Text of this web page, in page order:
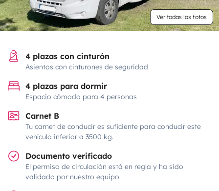
Ver todas las fotos
4 plazas con cinturón
Asientos con cinturones de seguridad
4 plazas para dormir
Espacio cómodo para 4 personas
Carnet B
Tu carnet de conducir es suficiente para conducir este
vehículo inferior a 3500 kg.
Documento verificado
El permiso de circulación está en regla y ha sido
validado por nuestro equipo